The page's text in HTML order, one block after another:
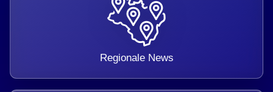
Regionale News